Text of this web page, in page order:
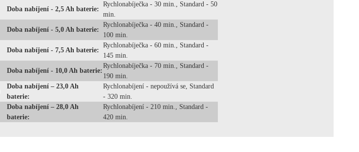
Doba nabíjení - 2,5 Ah baterie:
Rychlonabíječka - 30 min., Standard - 50
min.
Doba nabíjení - 5,0 Ah baterie:
Rychlonabíječka - 40 min., Standard -
100 min.
Doba nabíjení - 7,5 Ah baterie:
Rychlonabíječka - 60 min., Standard -
145 min.
Doba nabíjení - 10,0 Ah baterie:
Rychlonabíječka - 70 min., Standard -
190 min.
Doba nabíjení – 23,0 Ah
baterie:
Rychlonabíjení - nepoužívá se, Standard
- 320 min.
Doba nabíjení – 28,0 Ah
baterie:
Rychlonabíjení - 210 min., Standard -
420 min.